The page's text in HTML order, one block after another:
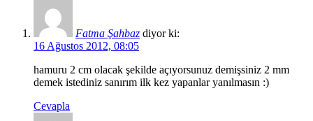
Fatma Şahbaz diyor ki:
16 Ağustos 2012, 08:05
hamuru 2 cm olacak şekilde açıyorsunuz demişsiniz 2 mm
demek istediniz sanırım ilk kez yapanlar yanılmasın :)
Cevapla